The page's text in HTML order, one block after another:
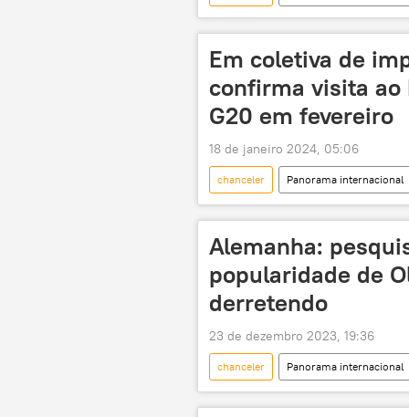
Américas
Kremlin
Em coletiva de
confirma visita ao
G20 em fevereiro
18 de janeiro 2024, 05:06
chanceler Panorama internacional
coletiva de imprensa
MRE
Alemanha:
popularidade de
derretendo
23 de dezembro 2023, 19:36
chanceler Panorama internacional
Olaf Scholz
Der Spiegel